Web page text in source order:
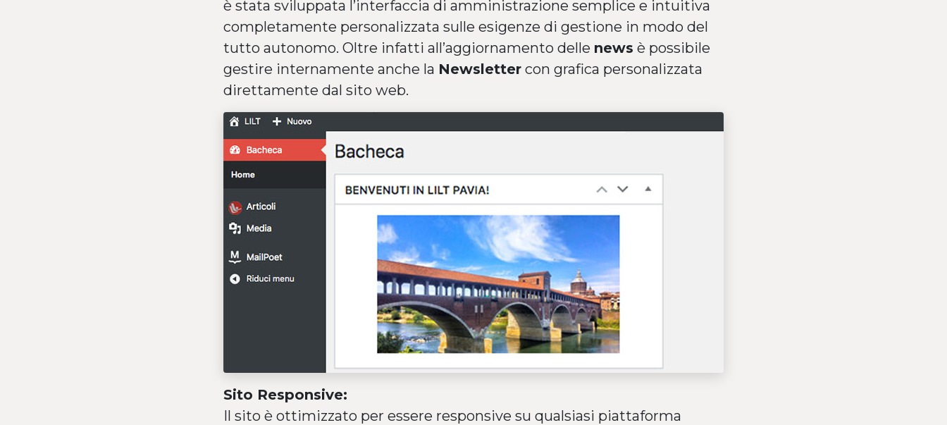
è stata sviluppata l’interfaccia di amministrazione semplice e intuitiva
completamente personalizzata sulle esigenze di gestione in modo del
tutto autonomo. Oltre infatti all’aggiornamento delle news è possibile
gestire internamente anche la Newsletter con grafica personalizzata
direttamente dal sito web.
Sito Responsive:
Il sito è ottimizzato per essere responsive su qualsiasi piattaforma